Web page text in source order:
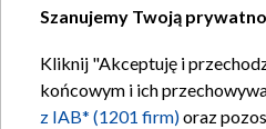
Szanujemy Twoją
Kliknij "Akceptuję i
końcowym i ich
z IAB* (1201 firm)oraz